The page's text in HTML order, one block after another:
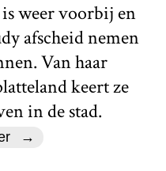
weer voorbij en
afscheid nemen
Van haar
keert ze
in de stad.